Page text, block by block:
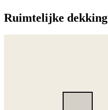
Ruimtelijke dekking